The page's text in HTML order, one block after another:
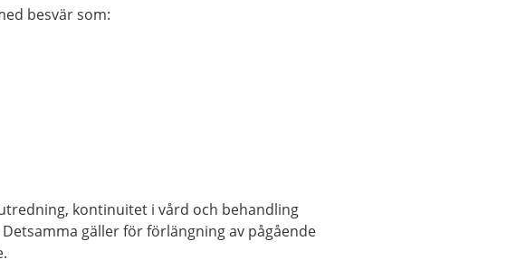
besvär som:
kontinuitet i vård och behandling
gäller för förlängning av pågående